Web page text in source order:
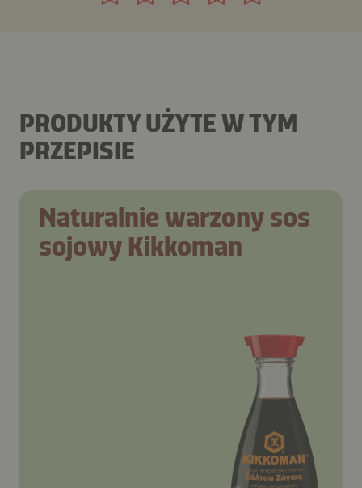
PRODUKTY UŻYTE W TYM
PRZEPISIE
Naturalnie warzony sos
sojowy Kikkoman